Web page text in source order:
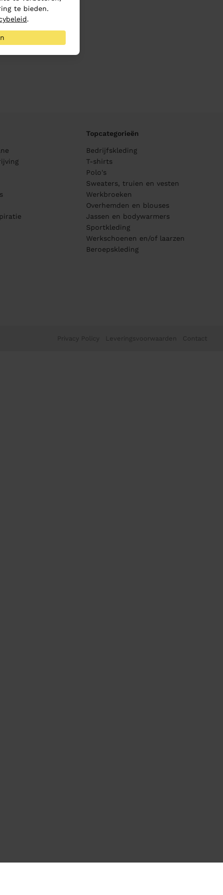
Topcategorieën
Bedrijfskleding
T-shirts
Polo's
Sweaters, truien en vesten
Werkbroeken
Overhemden en blouses
Jassen en bodywarmers
Sportkleding
Werkschoenen en/of laarzen
Beroepskleding
Privacy Policy Leveringsvoorwaarden Contact
te bieden.
.